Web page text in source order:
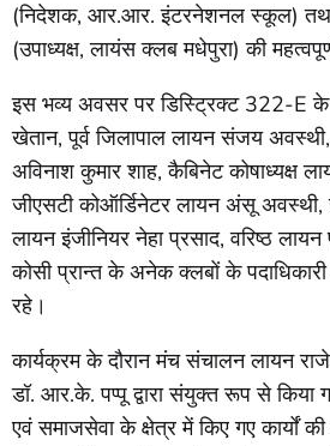
(निदेशक, आर.आर. इंटरनेशनल स्कूल)
(उपाध्यक्ष, लायंस क्लब मधेपुरा) की
इस भव्य अवसर पर डिस्ट्रिक्ट 322-E के
खेतान, पूर्व जिलापाल लायन संजय
अविनाश कुमार शाह, कैबिनेट कोषाध्यक्ष
जीएसटी कोऑर्डिनेटर लायन अंसू अवस्थी,
लायन इंजीनियर नेहा प्रसाद, वरिष्ठ
कोसी प्रान्त के अनेक क्लबों के
रहे।
कार्यक्रम के दौरान मंच संचालन लायन
डॉ. आर.के. पप्पू द्वारा संयुक्त रूप से किया
एवं समाजसेवा के क्षेत्र में किए गए कार्यों